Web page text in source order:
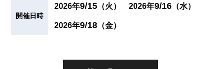
開催日時
2026年9/15 （火） 2026年9/16 （水）
2026年9/18 （金）